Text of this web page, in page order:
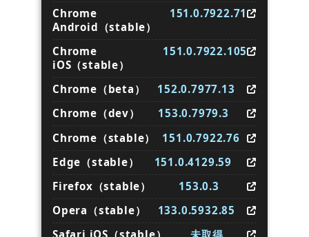
Chrome
Android（stable）
151.0.7922.71
Chrome
iOS（stable）
151.0.7922.105
Chrome（beta）
152.0.7977.13
Chrome（dev）
153.0.7979.3
Chrome（stable）
151.0.7922.76
Edge（stable）
151.0.4129.59
Firefox（stable）
153.0.3
Opera（stable）
133.0.5932.85